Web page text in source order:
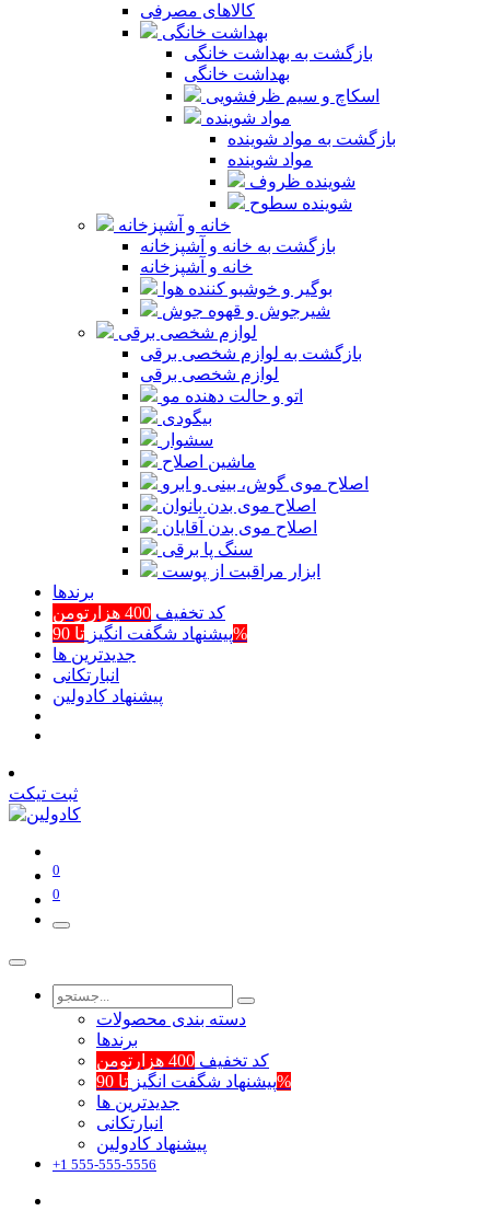
کالاهای مصرفی
بهداشت خانگی
بازگشت به بهداشت خانگی
بهداشت خانگی
اسکاچ و سیم ظرفشویی
مواد شوینده
بازگشت به مواد شوینده
مواد شوینده
شوینده ظروف
شوینده سطوح
خانه و آشپزخانه
بازگشت به خانه و آشپزخانه
خانه و آشپزخانه
بوگیر و خوشبو کننده هوا
شیرجوش و قهوه جوش
لوازم شخصی برقی
بازگشت به لوازم شخصی برقی
لوازم شخصی برقی
اتو و حالت دهنده مو
بیگودی
سشوار
ماشین اصلاح
اصلاح موی گوش، بینی و ابرو
اصلاح موی بدن بانوان
اصلاح موی بدن آقایان
سنگ پا برقی
ابزار مراقبت از پوست
برند‌ها
کد تخفیف 400 هزارتومن
پیشنهاد شگفت انگیزتا 90%
جدیدترین ها
انبارتکانی
پیشنهاد کادولین
ثبت تیکت
0
0
دسته بندی محصولات
برند‌ها
کد تخفیف 400 هزارتومن
پیشنهاد شگفت انگیزتا 90%
جدیدترین ها
انبارتکانی
پیشنهاد کادولین
+1 555-555-5556